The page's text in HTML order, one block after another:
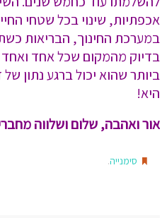
אכפתיות, שינוי בכל שטחי
במערכת החינוך, הבריאות
בדיוק מהמקום שכל אחד
ביותר שהוא יכול ברגע נתון
היא!
אור ואהבה, שלום ושלווה
סימנייה.